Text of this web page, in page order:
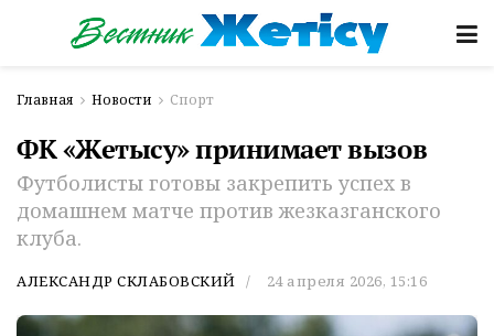
Главная Новости Спорт
ФК «Жетысу» принимает вызов
Футболисты готовы закрепить успех в
домашнем матче против жезказганского
клуба.
АЛЕКСАНДР СКЛАБОВСКИЙ 24 апреля 2026, 15:16